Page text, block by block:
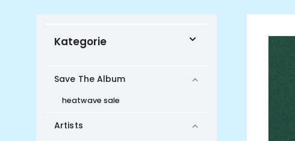
Kategorie
Save The Album
heatwave sale
Artists